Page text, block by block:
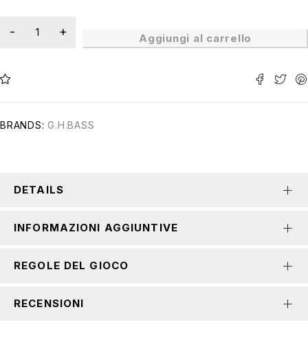
Aggiungi al carrello
BRANDS: G.H.BASS
DETAILS
INFORMAZIONI AGGIUNTIVE
REGOLE DEL GIOCO
RECENSIONI